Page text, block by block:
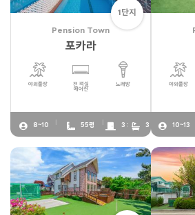
1단지
Pension Town
포카라
야외풀장
전 객실
에어컨
노래방
8~10 55평 3 : 3
야외풀장
10~13